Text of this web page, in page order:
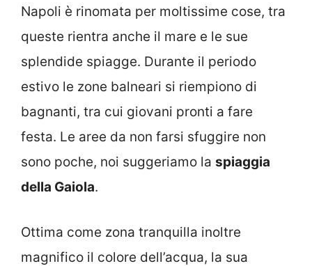
Napoli è rinomata per moltissime cose, tra
queste rientra anche il mare e le sue
splendide spiagge. Durante il periodo
estivo le zone balneari si riempiono di
bagnanti, tra cui giovani pronti a fare
festa. Le aree da non farsi sfuggire non
sono poche, noi suggeriamo la spiaggia
della Gaiola.
Ottima come zona tranquilla inoltre
magnifico il colore dell’acqua, la sua